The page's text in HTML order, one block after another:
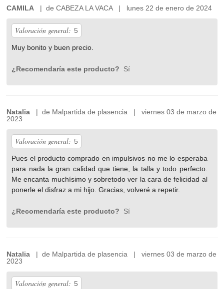
CAMILA | de CABEZA LA VACA | lunes 22 de enero de 2024
Valoración general: 5
Muy bonito y buen precio.
¿Recomendaría este producto? Sí
Natalia | de Malpartida de plasencia | viernes 03 de marzo de
2023
Valoración general: 5
Pues el producto comprado en impulsivos no me lo esperaba
para nada la gran calidad que tiene, la talla y todo perfecto.
Me encanta muchísimo y sobretodo ver la cara de felicidad al
ponerle el disfraz a mi hijo. Gracias, volveré a repetir.
¿Recomendaría este producto? Sí
Natalia | de Malpartida de plasencia | viernes 03 de marzo de
2023
Valoración general: 5